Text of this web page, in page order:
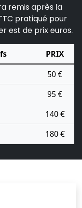
remis après la
pratiqué pour
est de prix euros.
PRIX
50 €
95 €
140 €
180 €